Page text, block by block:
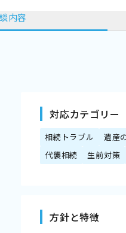
内容
対応カテゴリー
相続トラブル 遺産
代襲相続
生前対策
方針と特徴